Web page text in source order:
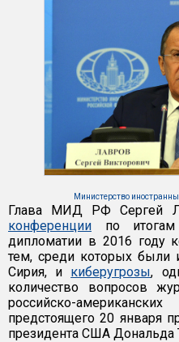
Министерство
Глава МИД РФ Сергей
конференции по итогам
дипломатии в 2016 году
тем, среди которых были
Сирия, и киберугрозы,
количество вопросов
российско-
предстоящего 20 января
президента США Дональда